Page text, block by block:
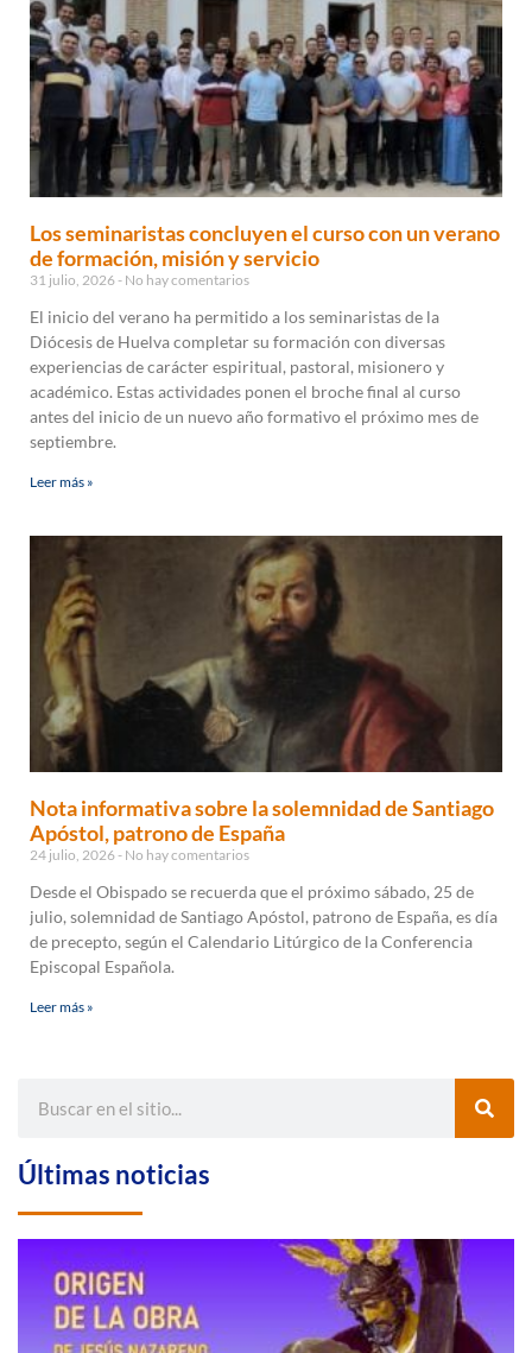
Los seminaristas concluyen el curso con un verano
de formación, misión y servicio
31 julio, 2026 No hay comentarios
El inicio del verano ha permitido a los seminaristas de la
Diócesis de Huelva completar su formación con diversas
experiencias de carácter espiritual, pastoral, misionero y
académico. Estas actividades ponen el broche final al curso
antes del inicio de un nuevo año formativo el próximo mes de
septiembre.
Leer más »
Nota informativa sobre la solemnidad de Santiago
Apóstol, patrono de España
24 julio, 2026 No hay comentarios
Desde el Obispado se recuerda que el próximo sábado, 25 de
julio, solemnidad de Santiago Apóstol, patrono de España, es día
de precepto, según el Calendario Litúrgico de la Conferencia
Episcopal Española.
Leer más »
Últimas noticias